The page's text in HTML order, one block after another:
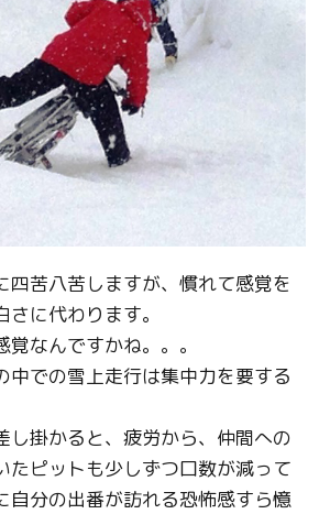
四苦八苦しますが、慣れて感覚を
に代わります。
なんですかね。。。
中での雪上走行は集中力を要する
し掛かると、疲労から、仲間への
たピットも少しずつ口数が減って
自分の出番が訪れる恐怖感すら憶
Facebook
Line
Copy URL